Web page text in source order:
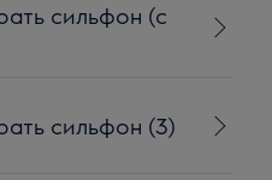
сильфон (с
сильфон (3)